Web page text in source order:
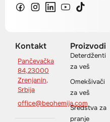
Kontakt
Pančevačka
84,23000
Zrenjanin,
Srbija
office@beohemija.com
Proizvodi
Deterdženti
za veš
Omekšivači
za veš
Sredstva za
pranje